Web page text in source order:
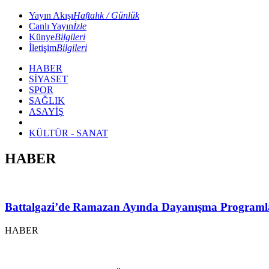
Yayın AkışıHaftalık / Günlük
Canlı Yayınİzle
KünyeBilgileri
İletişimBilgileri
HABER
SİYASET
SPOR
SAĞLIK
ASAYİŞ
KÜLTÜR - SANAT
HABER
Battalgazi’de Ramazan Ayında Dayanışma
HABER